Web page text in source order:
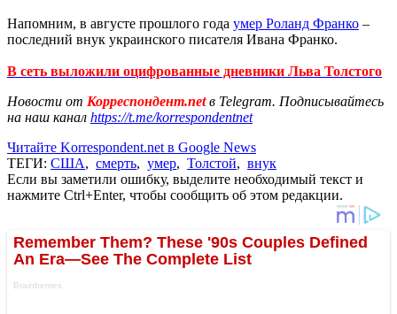
Напомним, в августе прошлого года умер Роланд Франко –
последний внук украинского писателя Ивана Франко.
В сеть выложили оцифрованные дневники Льва Толстого
Новости от Корреспондент.netв Telegram. Подписывайтесь
на наш канал https://t.me/korrespondentnet
Читайте Korrespondent.net в Google News
ТЕГИ: США, смерть, умер, Толстой, внук
Если вы заметили ошибку, выделите необходимый текст и
нажмите Ctrl+Enter, чтобы сообщить об этом редакции.